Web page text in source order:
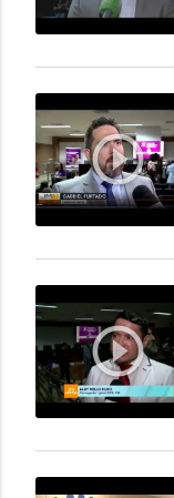
play_circle_outline
play_circle_outline